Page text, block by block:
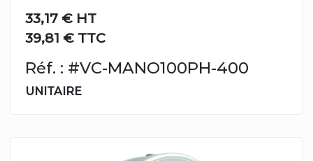
33,17 € HT
39,81 € TTC
Réf. : #VC-MANO100PH-400
UNITAIRE